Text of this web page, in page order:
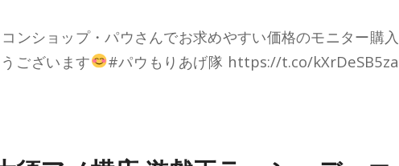
ンショップ・パウさんでお求めやすい価格のモニター購入
ございます
#パウもりあげ隊 https://t.co/kXrDeSB5za